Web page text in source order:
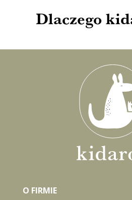
Dlaczego
O FIRMIE